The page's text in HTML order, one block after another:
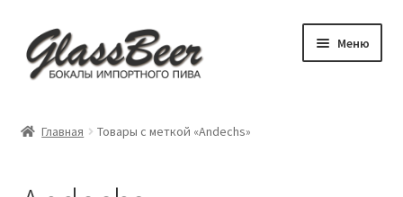
Перейти
к
навигации
Перейти
к
содержимому
Меню
Главная Товары с меткой «Andechs»